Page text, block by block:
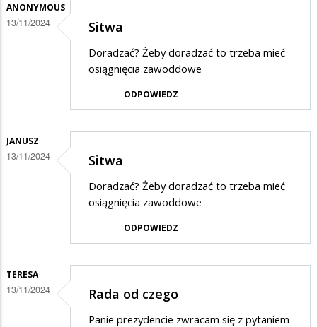
ANONYMOUS
13/11/2024 Sitwa
Doradzać? Żeby doradzać to trzeba mieć
osiągnięcia zawoddowe
ODPOWIEDZ
JANUSZ
13/11/2024 Sitwa
Doradzać? Żeby doradzać to trzeba mieć
osiągnięcia zawoddowe
ODPOWIEDZ
TERESA
13/11/2024 Rada od czego
Panie prezydencie zwracam się z pytaniem